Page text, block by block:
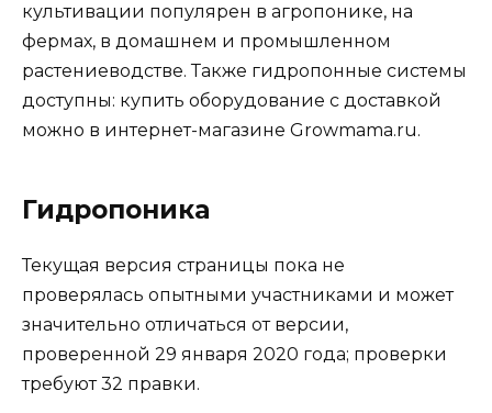
культивации популярен в агропонике, на
фермах, в домашнем и промышленном
растениеводстве. Также гидропонные системы
доступны: купить оборудование с доставкой
можно в интернет-магазине Growmama.ru.
Гидропоника
Текущая версия страницы пока не
проверялась опытными участниками и может
значительно отличаться от версии,
проверенной 29 января 2020 года; проверки
требуют 32 правки.